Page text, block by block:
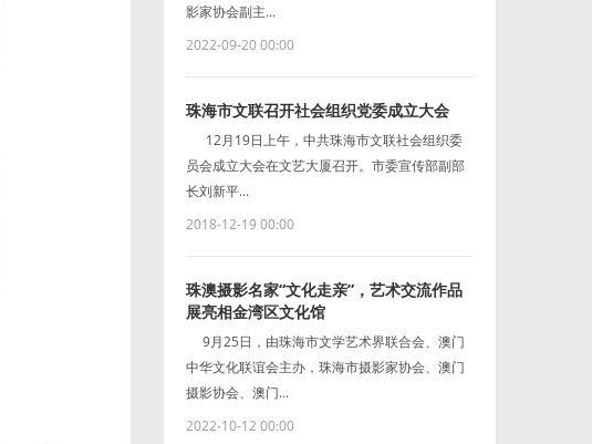
影家协会副主...
2022-09-20 00:00
珠海市文联召开社会组织党委成立大会
12月19日上午，中共珠海市文联社会组织委
员会成立大会在文艺大厦召开。市委宣传部副部
长刘新平...
2018-12-19 00:00
珠澳摄影名家“文化走亲”，艺术交流作品
展亮相金湾区文化馆
9月25日，由珠海市文学艺术界联合会、澳门
中华文化联谊会主办，珠海市摄影家协会、澳门
摄影协会、澳门...
2022-10-12 00:00